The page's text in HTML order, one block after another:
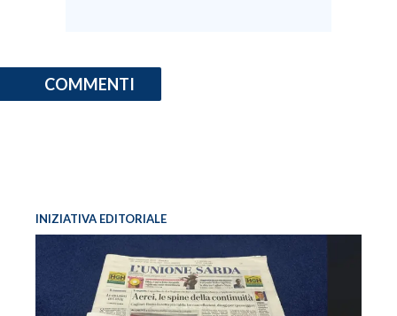
COMMENTI
INIZIATIVA EDITORIALE